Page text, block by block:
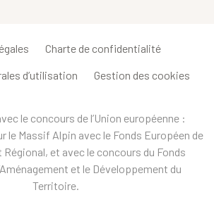
Charte de confidentialité
d’utilisation Gestion des cookies
le concours de l’Union européenne :
le Massif Alpin avec le Fonds Européen de
et avec le concours du Fonds
et le Développement du
Territoire.